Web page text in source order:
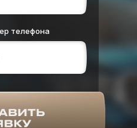
телефона